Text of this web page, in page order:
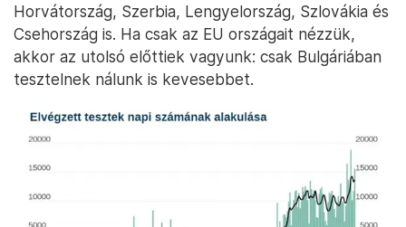
Horvátország, Szerbia, Lengyelország, Szlovákia és
Csehország is. Ha csak az EU országait nézzük,
akkor az utolsó előttiek vagyunk: csak Bulgáriában
tesztelnek nálunk is kevesebbet.